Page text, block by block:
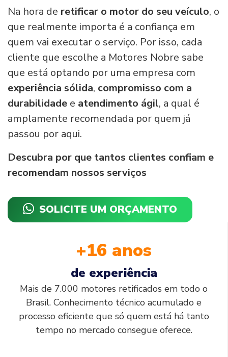
Na hora de retificar o motor do seu veículo, o
que realmente importa é a confiança em
quem vai executar o serviço. Por isso, cada
cliente que escolhe a Motores Nobre sabe
que está optando por uma empresa com
experiência sólida, compromisso com a
durabilidade e atendimento ágil, a qual é
amplamente recomendada por quem já
passou por aqui.
Descubra por que tantos clientes confiam e
recomendam nossos serviços
SOLICITE UM ORÇAMENTO
+16 anos
de experiência
Mais de 7.000 motores retificados em todo o
Brasil. Conhecimento técnico acumulado e
processo eficiente que só quem está há tanto
tempo no mercado consegue oferece.